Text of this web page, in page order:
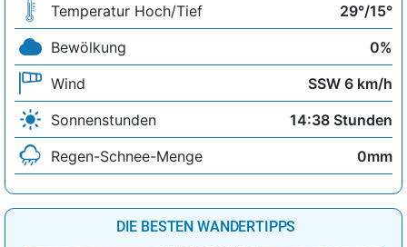
Temperatur Hoch/Tief
29°/15°
Bewölkung
0%
Wind
SSW 6 km/h
Sonnenstunden
14:38 Stunden
Regen-Schnee-Menge
0mm
DIE BESTEN WANDERTIPPS